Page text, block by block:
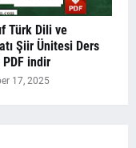
Türk Dili ve
Şiir Ünitesi Ders
PDF indir
17, 2025